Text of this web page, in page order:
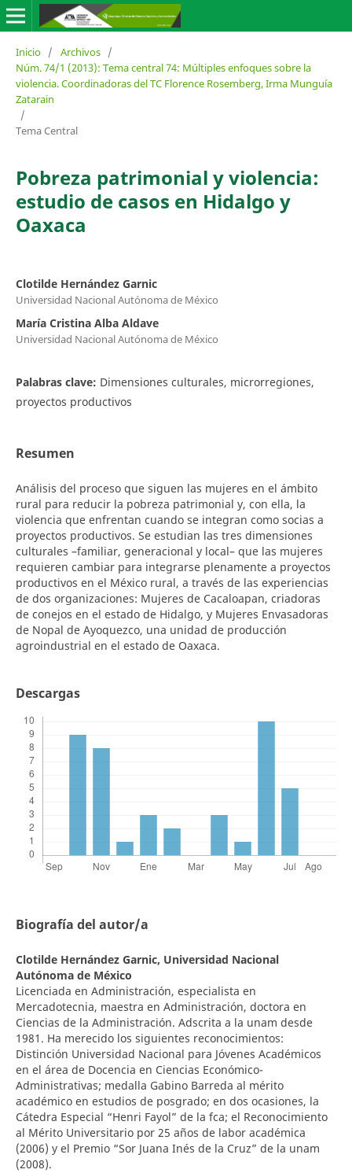
Inicio / Archivos /
Núm. 74/1 (2013): Tema central 74: Múltiples enfoques sobre la
violencia. Coordinadoras del TC Florence Rosemberg, Irma Munguía
Zatarain
/
Tema Central
Pobreza patrimonial y violencia:
estudio de casos en Hidalgo y
Oaxaca
Clotilde Hernández Garnic
Universidad Nacional Autónoma de México
María Cristina Alba Aldave
Universidad Nacional Autónoma de México
Palabras clave: Dimensiones culturales, microrregiones,
proyectos productivos
Resumen
Análisis del proceso que siguen las mujeres en el ámbito
rural para reducir la pobreza patrimonial y, con ella, la
violencia que enfrentan cuando se integran como socias a
proyectos productivos. Se estudian las tres dimensiones
culturales –familiar, generacional y local– que las muje­res
requieren cambiar para integrarse plenamente a proyectos
productivos en el México rural, a través de las experiencias
de dos organizaciones: Mujeres de Cacaloapan, criadoras
de conejos en el estado de Hidalgo, y Mujeres Envasadoras
de Nopal de Ayoquezco, una unidad de producción
agroindustrial en el estado de Oaxaca.
Descargas
Biografía del autor/a
Clotilde Hernández Garnic, Universidad Nacional
Autónoma de México
Licenciada en Administración, especialista en
Mercadotecnia, maestra en Administración, doctora en
Ciencias de la Administración. Adscrita a la unam desde
1981. Ha merecido los siguientes reconocimientos:
Distinción Universidad Nacional para Jóvenes Académicos
en el área de Docencia en Ciencias Económico-
Administrativas; medalla Gabino Barreda al mérito
académico en estudios de posgrado; en dos ocasiones, la
Cátedra Especial “Henri Fayol” de la fca; el Reconocimiento
al Mérito Universitario por 25 años de labor académica
(2006) y el Premio “Sor Juana Inés de la Cruz” de la unam
(2008).